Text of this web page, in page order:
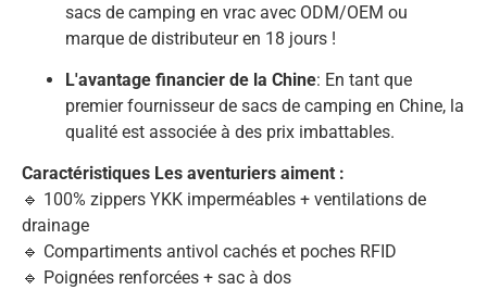
sacs de camping en vrac avec ODM/OEM ou
marque de distributeur en 18 jours !
L'avantage financier de la Chine: En tant que
premier fournisseur de sacs de camping en Chine, la
qualité est associée à des prix imbattables.
Caractéristiques Les aventuriers aiment :
🔹 100% zippers YKK imperméables + ventilations de
drainage
🔹 Compartiments antivol cachés et poches RFID
🔹 Poignées renforcées + sac à dos